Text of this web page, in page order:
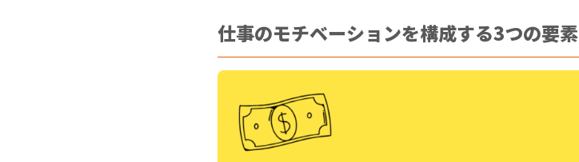
仕事のモチベーションを構成する3つの要素